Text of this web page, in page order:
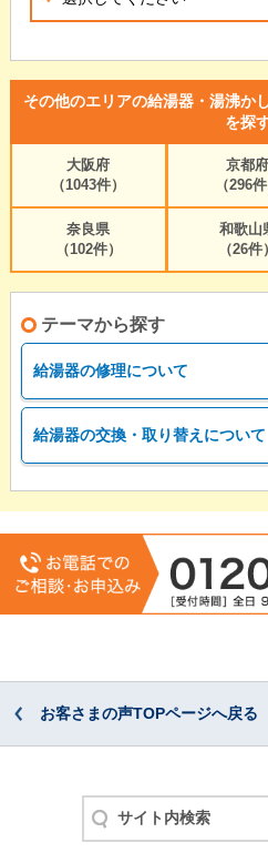
その他のエリアの給湯器・湯沸か
を探
大阪府
（1043件）
京都府
（296件
奈良県
（102件）
和歌山
（26件）
テーマから探す
給湯器の修理について
給湯器の交換・取り替えについて
お客さまの声TOPページへ戻る